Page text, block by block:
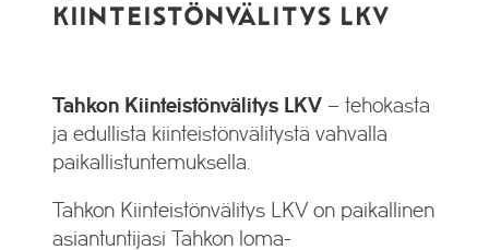
KIINTEISTÖNVÄLITYS LKV
Tahkon Kiinteistönvälitys LKV – tehokasta
ja edullista kiinteistönvälitystä vahvalla
paikallistuntemuksella.
Tahkon Kiinteistönvälitys LKV on paikallinen
asiantuntijasi Tahkon loma-